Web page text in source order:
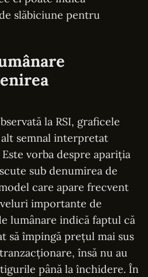
slăbiciune pentru
la RSI, graficele
semnal interpretat
vorba despre apariția
sub denumirea de
care apare frecvent
importante de
lumânare indică faptul că
să împingă prețul mai sus
însă nu au
până la închidere. În